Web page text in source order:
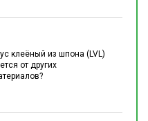
клеёный из шпона (LVL)
от других